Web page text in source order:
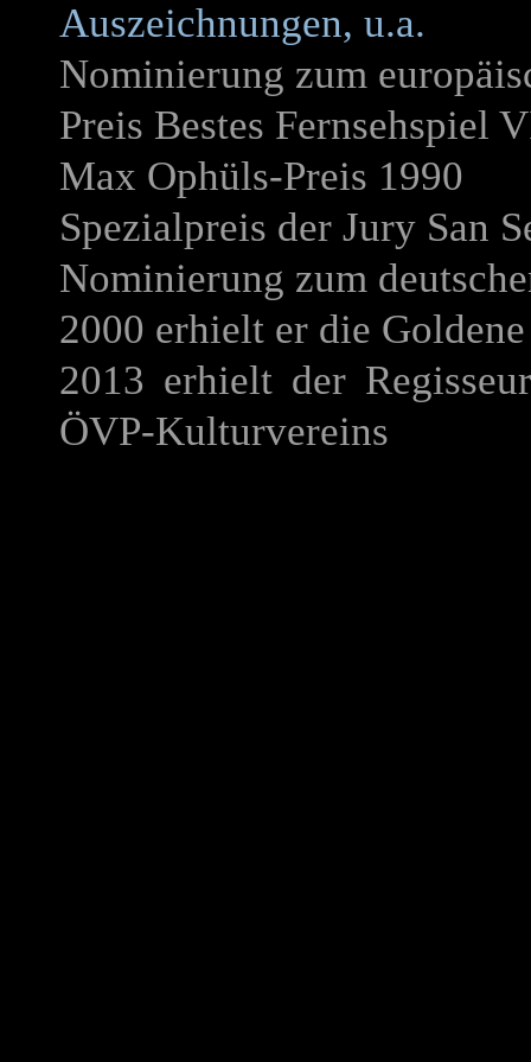
Auszeichnungen, u.a.
Nominierung zum
Preis Bestes Fernsehspiel
Max Ophüls-Preis 1990
Spezialpreis der Jury San
Nominierung zum
2000 erhielt er die
2013 erhielt der
ÖVP-Kulturvereins